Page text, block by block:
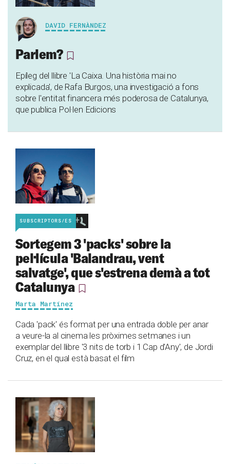
DAVID FERNÀNDEZ
Parlem?
Epíleg del llibre 'La Caixa. Una història mai no
explicada', de Rafa Burgos, una investigació a fons
sobre l'entitat financera més poderosa de Catalunya,
que publica Pol·len Edicions
SUBSCRIPTORS/ES
Sortegem 3 'packs' sobre la
pel·lícula 'Balandrau, vent
salvatge', que s'estrena demà a tot
Catalunya
Marta Martínez
Cada 'pack' és format per una entrada doble per anar
a veure-la al cinema les pròximes setmanes i un
exemplar del llibre '3 nits de torb i 1 Cap d'Any', de Jordi
Cruz, en el qual està basat el film